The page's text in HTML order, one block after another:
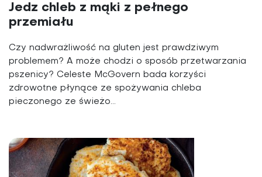
Jedz chleb z mąki z pełnego
przemiału
Czy nadwrażliwość na gluten jest prawdziwym
problemem? A może chodzi o sposób przetwarzania
pszenicy? Celeste McGovern bada korzyści
zdrowotne płynące ze spożywania chleba
pieczonego ze świeżo...